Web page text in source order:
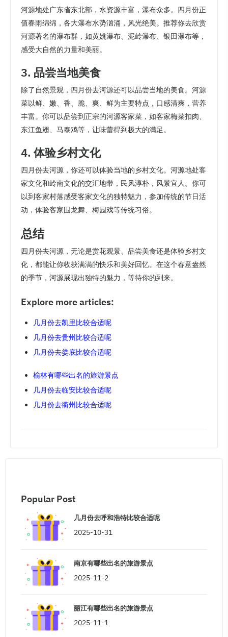
河源地处广东省东北部，水资源丰富，瀑布众多。四月份正
值春雨绵绵，各大瀑布水势汹涌，风光绝美。推荐你去欣赏
河源著名的瀑布群，如黄姚瀑布、泥岭瀑布、银田瀑布等，
感受大自然的力量和美丽。
3. 品尝当地美食
除了自然景观，四月份去河源还可以品尝当地的美食。河源
菜以鲜、嫩、香、脆、爽、鲜为主要特点，口感清爽，营养
丰富。你可以品尝到正宗的河源客家菜，如客家梅菜扣肉、
东江鱼翅、马泰鸡等，让味蕾得到极大的满足。
4. 体验乡村文化
四月份去河源，你还可以体验当地的乡村文化。河源地处客
家文化和岭南文化的交汇地带，民风淳朴，风景宜人。你可
以到客家村落感受客家文化的独特魅力，参加传统的节日活
动，体验客家围龙舞、梅园戏等传统习俗。
总结
四月份去河源，无论是赏花观景、品尝美食还是体验乡村文
化，都能让你收获满满的快乐和美好回忆。在这个春意盎然
的季节，河源展现出独特的魅力，等待你的到来。
Explore more articles:
几月份去凯里比较合适呢
几月份去贵州比较合适呢
几月份去娄底比较合适呢
榆林有哪些出名的旅游景点
几月份去临安比较合适呢
几月份去衢州比较合适呢
Popular Post
几月份去呼和浩特比较合适呢
2025-10-31
南京有哪些出名的旅游景点
2025-11-2
丽江有哪些出名的旅游景点
2025-11-1